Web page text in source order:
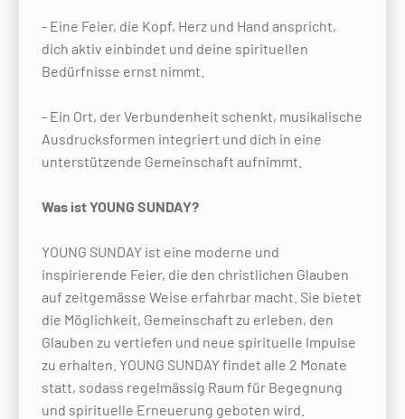
- Eine Feier, die Kopf, Herz und Hand anspricht,
dich aktiv einbindet und deine spirituellen
Bedürfnisse ernst nimmt.
- Ein Ort, der Verbundenheit schenkt, musikalische
Ausdrucksformen integriert und dich in eine
unterstützende Gemeinschaft aufnimmt.
Was ist YOUNG SUNDAY?
YOUNG SUNDAY ist eine moderne und
inspirierende Feier, die den christlichen Glauben
auf zeitgemässe Weise erfahrbar macht. Sie bietet
die Möglichkeit, Gemeinschaft zu erleben, den
Glauben zu vertiefen und neue spirituelle Impulse
zu erhalten. YOUNG SUNDAY findet alle 2 Monate
statt, sodass regelmässig Raum für Begegnung
und spirituelle Erneuerung geboten wird.